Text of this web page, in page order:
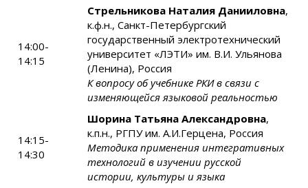
14:00-
14:15
Стрельникова Наталия Данииловна,
к.ф.н., Санкт-Петербургский
государственный электротехнический
университет «ЛЭТИ» им. В.И. Ульянова
(Ленина), Россия
К вопросу об учебнике РКИ в связи с
изменяющейся языковой реальностью
14:15-
14:30
Шорина Татьяна Александровна,
к.п.н., РГПУ им. А.И.Герцена, Россия
Методика применения интегративных
технологий в изучении русской
истории, культуры и языка